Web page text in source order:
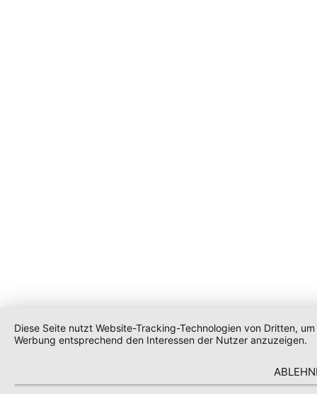
Diese Seite nutzt Website-Tracking-Technologien von Dritten,
Werbung entsprechend den Interessen der Nutzer anzuzeigen.